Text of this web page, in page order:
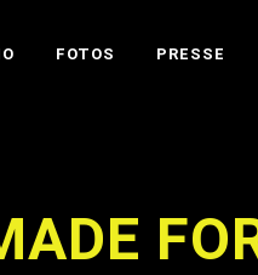
FOTOS PRESSE